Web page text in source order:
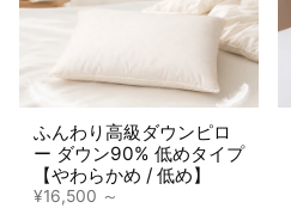
ふんわり高級ダウンピロ
ー ダウン90% 低めタイプ
【やわらかめ / 低め】
¥16,500